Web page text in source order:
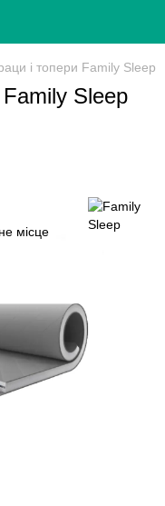
і топери Family Sleep
Sleep